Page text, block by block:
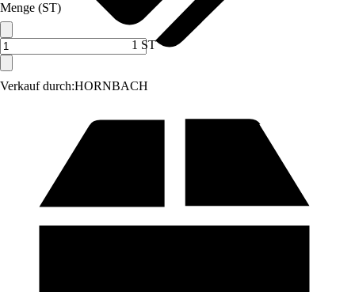
Verkauf durch:HORNBACH
Menge (ST)
1 ST